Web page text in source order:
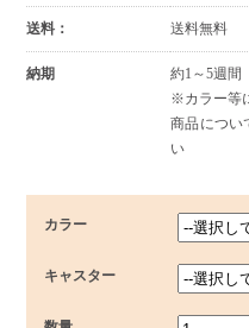
送料： 送料無料
納期
約1～5週間
※カラー等
商品につい
い
カラー
キャスター